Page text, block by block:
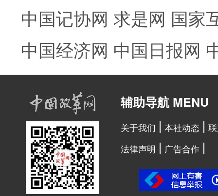
中国记协网 求是网 国家
中国经济网 中国日报网
辅助导航 MENU
关于我们 本社动态
法律声明
广告合作